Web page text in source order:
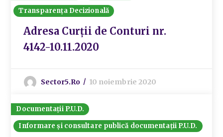
Transparența Decizională
Adresa Curții de Conturi nr.
4142-10.11.2020
Sector5.ro 10 noiembrie 2020
Documentații P.U.D.
Informare și consultare publică documentații P.U.D.